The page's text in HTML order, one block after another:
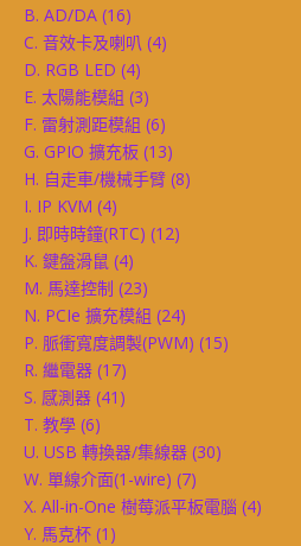
B. AD/DA (16)
C. 音效卡及喇叭 (4)
D. RGB LED (4)
E. 太陽能模組 (3)
F. 雷射測距模組 (6)
G. GPIO 擴充板 (13)
H. 自走車/機械手臂 (8)
I. IP KVM (4)
J. 即時時鐘(RTC) (12)
K. 鍵盤滑鼠 (4)
M. 馬達控制 (23)
N. PCIe 擴充模組 (24)
P. 脈衝寬度調製(PWM) (15)
R. 繼電器 (17)
S. 感測器 (41)
T. 教學 (6)
U. USB 轉換器/集線器 (30)
W. 單線介面(1-wire) (7)
X. All-in-One 樹莓派平板電腦 (4)
Y. 馬克杯 (1)